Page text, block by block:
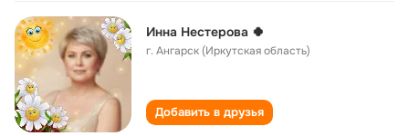
Инна Нестерова 🍀
г. Ангарск (Иркутская область)
Добавить в друзья